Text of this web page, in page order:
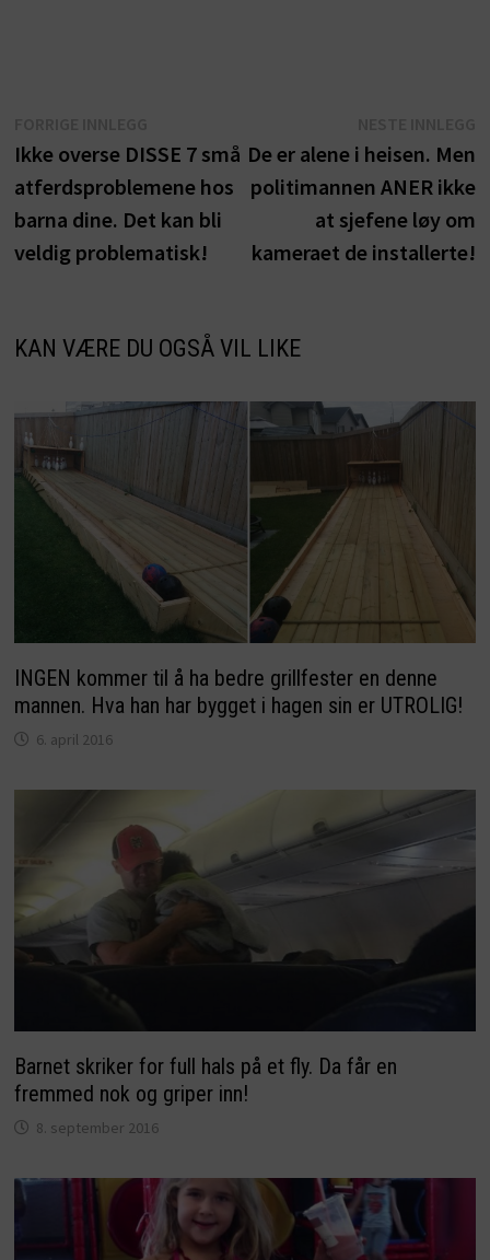
innlegg:
Ikke overse DISSE 7 små
atferdsproblemene hos
barna dine. Det kan bli
veldig problematisk!
De er alene i heisen. Men
politimannen ANER ikke
at sjefene løy om
kameraet de installerte!
KAN VÆRE DU OGSÅ VIL LIKE
INGEN kommer til å ha bedre grillfester en denne
mannen. Hva han har bygget i hagen sin er UTROLIG!
6. april 2016
Barnet skriker for full hals på et fly. Da får en
fremmed nok og griper inn!
8. september 2016